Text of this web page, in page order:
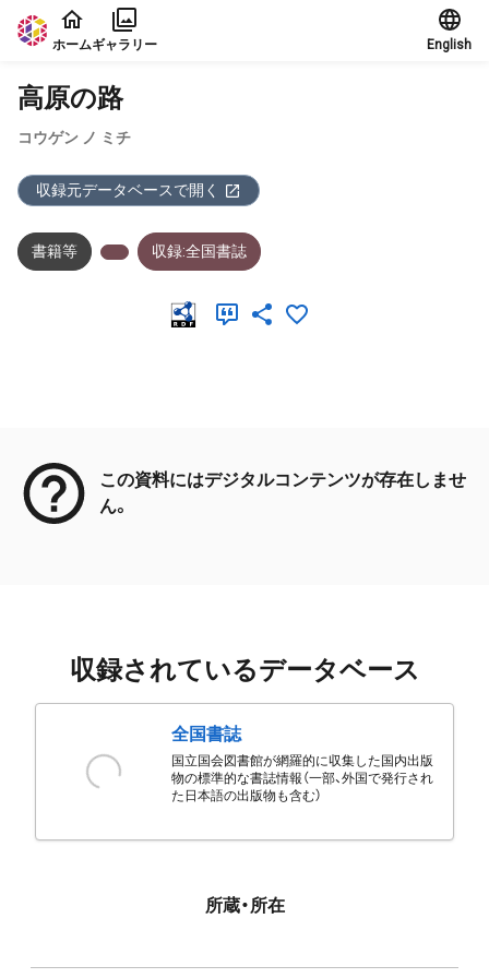
本文に飛ぶ
ホームギャラリー English
高原の路
コウゲン ノ ミチ
収録元データベースで開く
書籍等 収録:全国書誌
この資料にはデジタルコンテンツが存在しませ
ん。
収録されているデータベース
全国書誌
国立国会図書館が網羅的に収集した国内出版
物の標準的な書誌情報（一部、外国で発行され
た日本語の出版物も含む）
所蔵・所在